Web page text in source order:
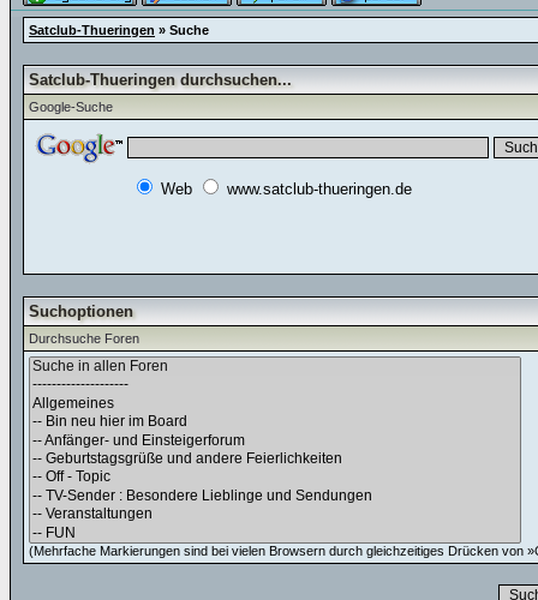
Satclub-Thueringen » Suche
Satclub-Thueringen durchsuchen...
Google-Suche
Web www.satclub-thueringen.de
Suchoptionen
Durchsuche Foren
(Mehrfache Markierungen sind bei vielen Browsern durch gleichzeitiges Drücken von